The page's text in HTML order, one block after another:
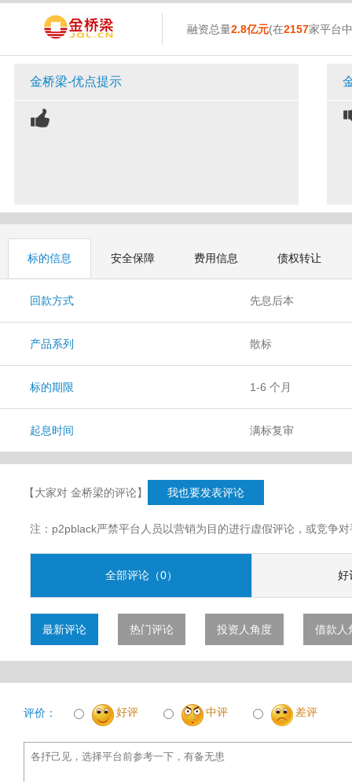
融资总量2.8亿元(在2157家平台
金桥梁-优点提示
标的信息 安全保障 费用信息 债权转让
回款方式 先息后本
产品系列 散标
标的期限 1-6 个月
起息时间 满标复审
【大家对 金桥梁的评论】 我也要发表评论
注：p2pblack严禁平台人员以营销为目的进行虚假评论，或竞争
全部评论（0） 好
最新评论 热门评论 投资人角度 借款人
评价： 好评 中评 差评